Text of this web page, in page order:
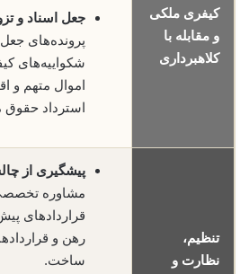
کیفری ملکی
و مقابله با
کلاهبرداری
جعل اسناد و
پرونده‌های
شکواییه‌های
اموال متهم و
استرداد حقوق
تنظیم،
نظارت و
پیشگیری از
مشاوره
قراردادهای
رهن و
ساخت.